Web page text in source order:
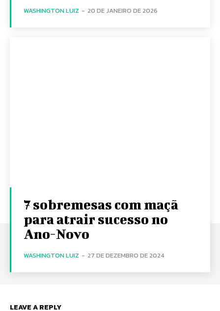
WASHINGTON LUIZ - 20 DE JANEIRO DE 2026
7 sobremesas com maçã
para atrair sucesso no
Ano-Novo
WASHINGTON LUIZ - 27 DE DEZEMBRO DE 2024
LEAVE A REPLY